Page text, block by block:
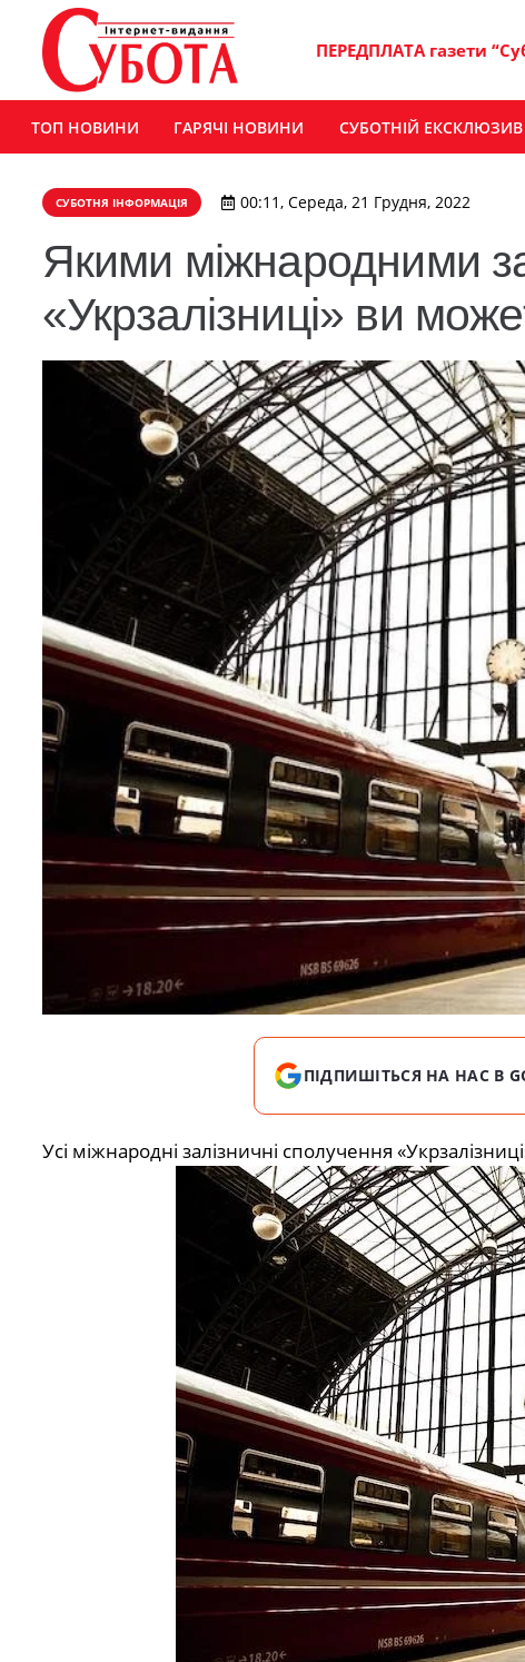
ПЕРЕДПЛАТА газети
ТОП НОВИНИ ГАРЯЧІ НОВИНИ СУБОТНІЙ ЕКСКЛЮЗИВ
СУБОТНЯ ІНФОРМАЦІЯ 00:11, Середа, 21 Грудня, 2022
Якими міжнародними
«Укрзалізниці» ви
ПІДПИШІТЬСЯ НА НАС В
Усі міжнародні залізничні сполучення